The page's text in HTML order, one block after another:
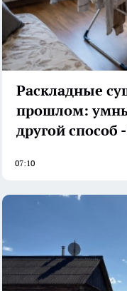
Раскладные
прошлом:
другой способ
07:10